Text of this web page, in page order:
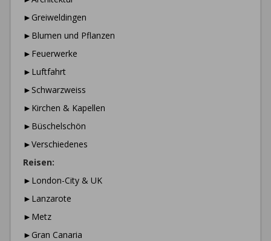
►Greiweldingen
►Blumen und Pflanzen
►Feuerwerke
►Luftfahrt
►Schwarzweiss
►Kirchen & Kapellen
►Büschelschön
►Verschiedenes
Reisen:
►London-City & UK
►Lanzarote
►Metz
►Gran Canaria